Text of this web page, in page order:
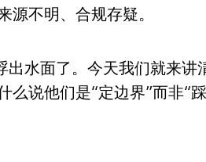
不明、合规存疑。
水面了。今天我们就来讲
说他们是“定边界”而非“